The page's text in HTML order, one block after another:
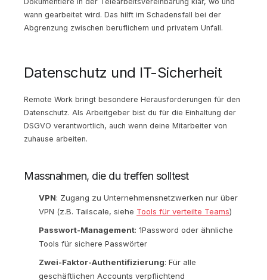
wann gearbeitet wird. Das hilft im Schadensfall bei der
Abgrenzung zwischen beruflichem und privatem Unfall.
Datenschutz und IT-Sicherheit
Remote Work bringt besondere Herausforderungen für den
Datenschutz. Als Arbeitgeber bist du für die Einhaltung der
DSGVO verantwortlich, auch wenn deine Mitarbeiter von
zuhause arbeiten.
Massnahmen, die du treffen solltest
VPN: Zugang zu Unternehmensnetzwerken nur über
VPN (z.B. Tailscale, siehe Tools für verteilte Teams)
Passwort-Management: 1Password oder ähnliche
Tools für sichere Passwörter
Zwei-Faktor-Authentifizierung: Für alle
geschäftlichen Accounts verpflichtend